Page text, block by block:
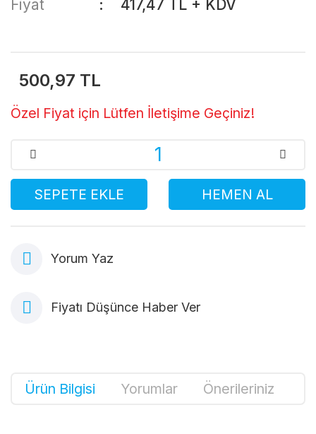
Fiyat
417,47 TL + KDV
500,97 TL
Özel Fiyat için Lütfen İletişime Geçiniz!
SEPETE EKLE HEMEN AL
Yorum Yaz
Fiyatı Düşünce Haber Ver
Ürün Bilgisi Yorumlar Önerileriniz